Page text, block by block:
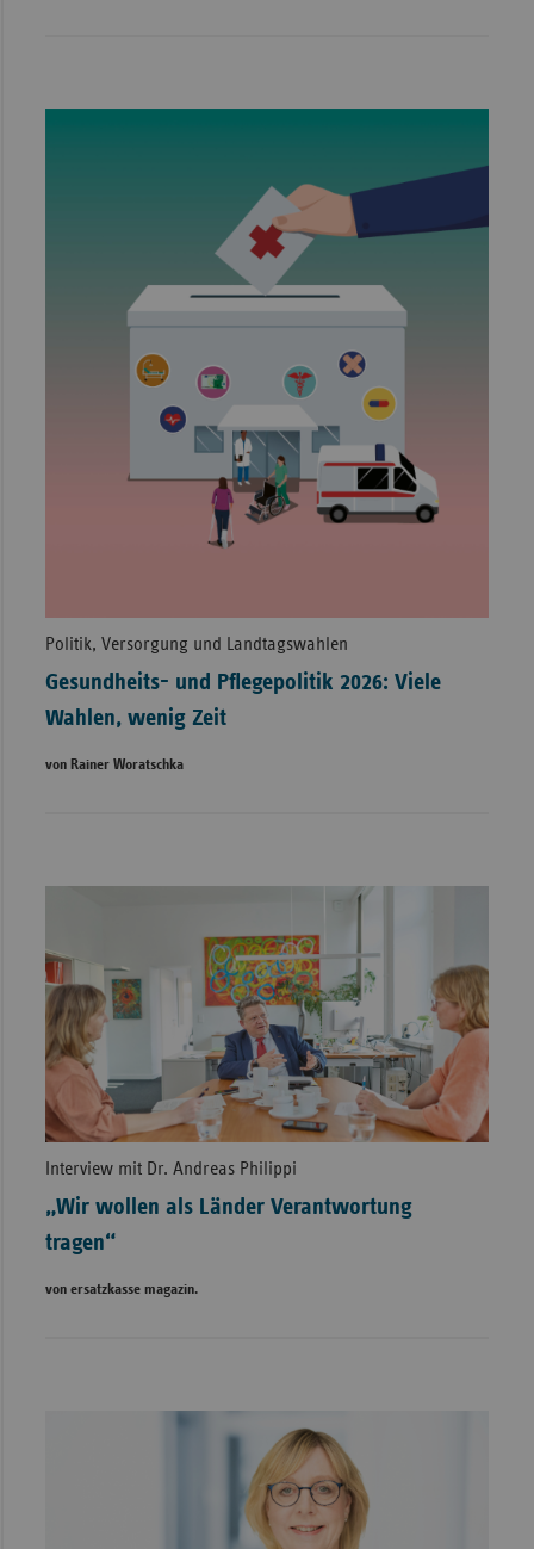
Politik, Versorgung und Landtagswahlen
Gesundheits- und Pflegepolitik 2026: Viele
Wahlen, wenig Zeit
von Rainer Woratschka
Interview mit Dr. Andreas Philippi
„Wir wollen als Länder Verantwortung
tragen“
von ersatzkasse magazin.